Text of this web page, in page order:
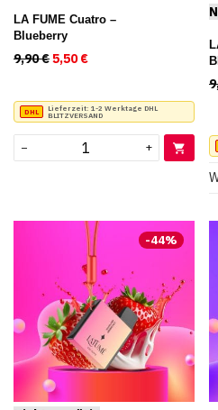
LA FUME Cuatro –
Blueberry
9,90€Ursprünglicher Preis war:
5,50€ Aktueller Preis ist:
Lieferzeit: 1-2 Werktage DHL
BLITZVERSAND
− +
-44%